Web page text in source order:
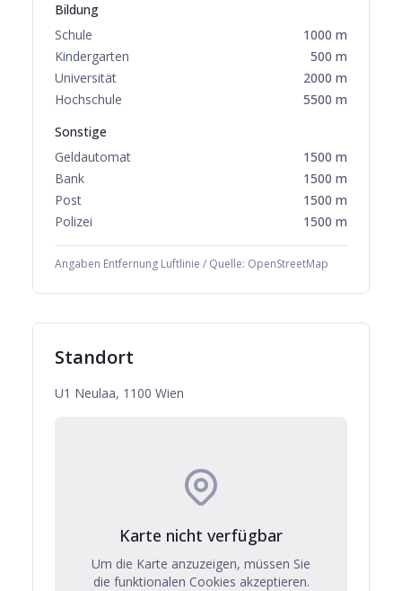
Bildung
Schule
1000 m
Kindergarten
500 m
Universität
2000 m
Hochschule
5500 m
Sonstige
Geldautomat
1500 m
Bank
1500 m
Post
1500 m
Polizei
1500 m
Angaben Entfernung Luftlinie / Quelle: OpenStreetMap
Standort
U1 Neulaa, 1100 Wien
Karte nicht verfügbar
Um die Karte anzuzeigen, müssen Sie
die funktionalen Cookies akzeptieren.